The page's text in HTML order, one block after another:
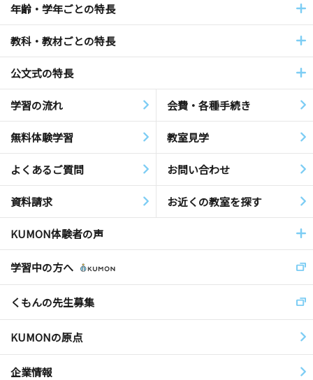
年齢・学年ごとの特長
教科・教材ごとの特長
公文式の特長
学習の流れ 会費・各種手続き
無料体験学習 教室見学
よくあるご質問 お問い合わせ
資料請求 お近くの教室を探す
KUMON体験者の声
学習中の方へ
くもんの先生募集
KUMONの原点
企業情報